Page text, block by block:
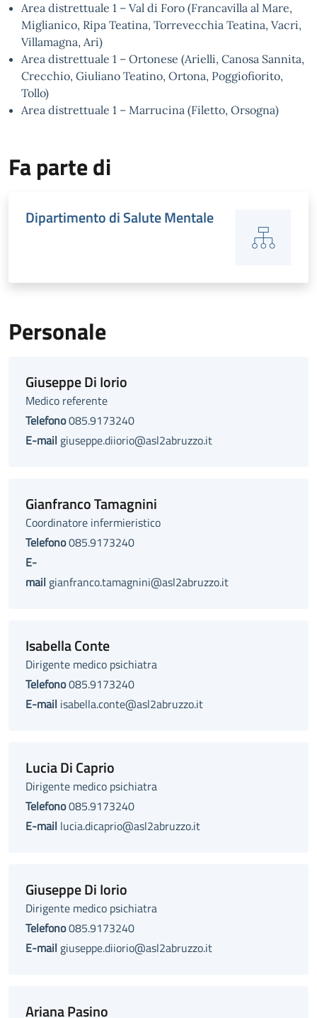
Area distrettuale 1 – Val di Foro (Francavilla al Mare,
Miglianico, Ripa Teatina, Torrevecchia Teatina, Vacri,
Villamagna, Ari)
Area distrettuale 1 – Ortonese (Arielli, Canosa Sannita,
Crecchio, Giuliano Teatino, Ortona, Poggiofiorito,
Tollo)
Area distrettuale 1 – Marrucina (Filetto, Orsogna)
Fa parte di
Dipartimento di Salute Mentale
Personale
Giuseppe Di Iorio
Medico referente
Telefono085.9173240
E-mail giuseppe.diiorio@asl2abruzzo.it
Gianfranco Tamagnini
Coordinatore infermieristico
Telefono085.9173240
E-
mail gianfranco.tamagnini@asl2abruzzo.it
Isabella Conte
Dirigente medico psichiatra
Telefono085.9173240
E-mail isabella.conte@asl2abruzzo.it
Lucia Di Caprio
Dirigente medico psichiatra
Telefono085.9173240
E-mail lucia.dicaprio@asl2abruzzo.it
Giuseppe Di Iorio
Dirigente medico psichiatra
Telefono085.9173240
E-mail giuseppe.diiorio@asl2abruzzo.it
Ariana Pasino